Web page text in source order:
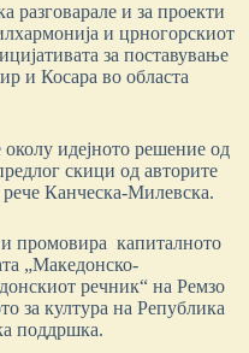
и за проекти
и црногорскиот
за поставување
и Косара во областа
идејното решение од
скици од авторите
Канческа-Милевска.
и промовира капиталното
„Македонско-
речник“ на Ремзо
за култура на Република
поддршка.